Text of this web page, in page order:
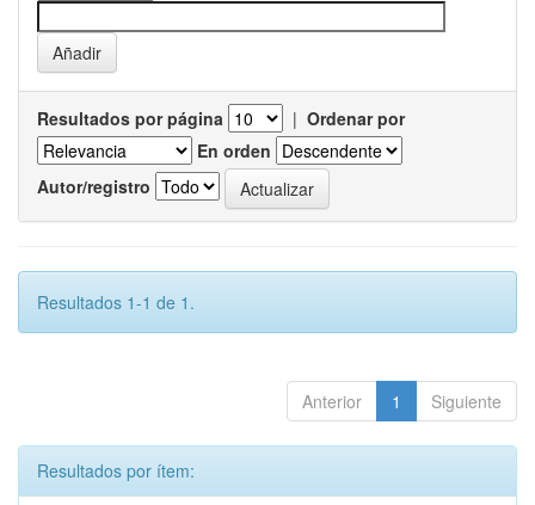
Resultados por página | Ordenar por
En orden
Autor/registro
Resultados 1-1 de 1.
Anterior 1 Siguiente
Resultados por ítem: